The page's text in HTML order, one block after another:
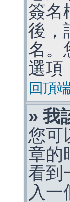
簽名
後，
名。
選項
回頂端
» 我
您可
章的
看到
入一